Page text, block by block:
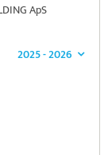
ApS
2025 - 2026